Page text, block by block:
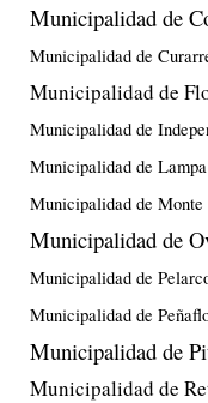
Municipalidad de
Municipalidad de
Municipalidad de
Municipalidad de
Municipalidad de Lampa
Municipalidad de Monte
Municipalidad de
Municipalidad de
Municipalidad de
Municipalidad de
Municipalidad de